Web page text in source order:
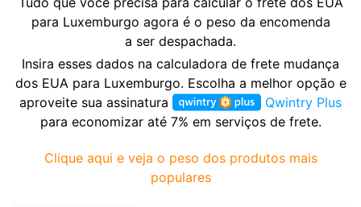
para Luxemburgo agora é o peso da encomenda
a ser despachada.
Insira esses dados na calculadora de frete mudança
dos EUA para Luxemburgo. Escolha a melhor opção e
aproveite sua assinatura
Qwintry Plus
para economizar até 7% em serviços de frete.
Clique aqui e veja o peso dos produtos mais
populares